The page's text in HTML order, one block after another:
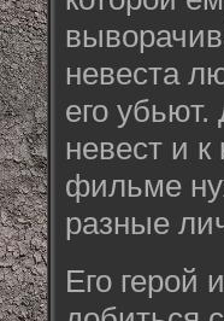
невеста
его убьют.
невест и
фильме
разные
Его герой